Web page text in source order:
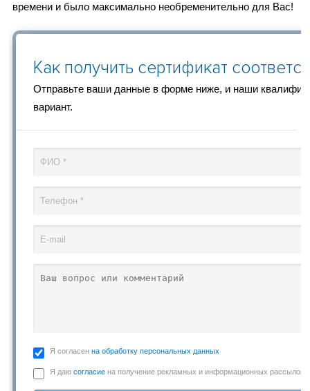
времени и было максимально необременительно для Вас!
Как получить сертификат
Отправьте ваши данные в форме ниже, и наши
вариант.
Я согласен на обработку персональных данных
Я даю согласие на получение рекламных и информационных рассылок